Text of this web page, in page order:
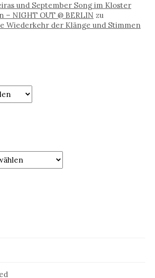
und September Song im Kloster
– NIGHT OUT @ BERLIN zu
Wiederkehr der Klänge und Stimmen